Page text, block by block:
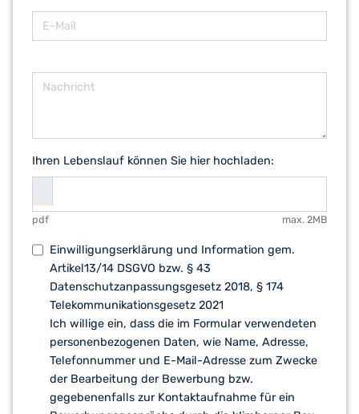
Ihren Lebenslauf können Sie hier hochladen:
pdf max. 2MB
Einwilligungserklärung und Information gem.
Artikel13/14 DSGVO bzw. § 43
Datenschutzanpassungsgesetz 2018, § 174
Telekommunikationsgesetz 2021
Ich willige ein, dass die im Formular verwendeten
personenbezogenen Daten, wie Name, Adresse,
Telefonnummer und E-Mail-Adresse zum Zwecke
der Bearbeitung der Bewerbung bzw.
gegebenenfalls zur Kontaktaufnahme für ein